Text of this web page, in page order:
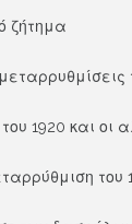
1920 και οι
του